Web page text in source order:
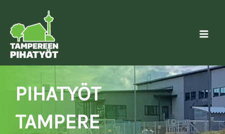
content
PIHATYÖT
TAMPERE